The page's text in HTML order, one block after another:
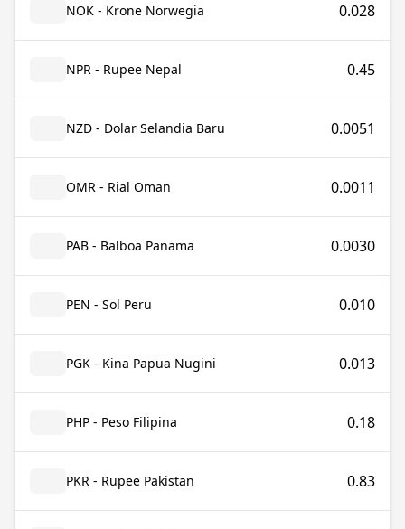
NOK - Krone Norwegia 0.028
NPR - Rupee Nepal 0.45
NZD - Dolar Selandia Baru 0.0051
OMR - Rial Oman 0.0011
PAB - Balboa Panama 0.0030
PEN - Sol Peru 0.010
PGK - Kina Papua Nugini 0.013
PHP - Peso Filipina 0.18
PKR - Rupee Pakistan 0.83